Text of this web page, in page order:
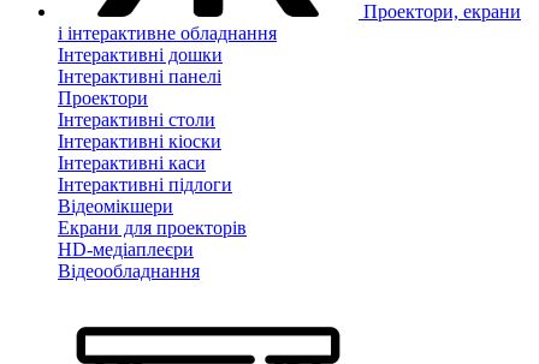
Проектори, екрани
і інтерактивне обладнання
Інтерактивні дошки
Інтерактивні панелі
Проектори
Інтерактивні столи
Інтерактивні кіоски
Інтерактивні каси
Інтерактивні підлоги
Відеомікшери
Екрани для проекторів
HD-медіаплеєри
Відеообладнання